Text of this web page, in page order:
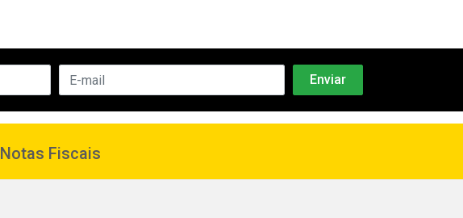
Notas Fiscais